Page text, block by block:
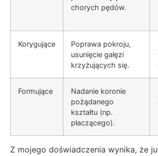
chorych pędów.
Korygujące
Poprawa pokroju,
usunięcie gałęzi
krzyżujących się.
Formujące
Nadanie koronie
pożądanego
kształtu (np.
płaczącego).
Z mojego doświadczenia wynika, że